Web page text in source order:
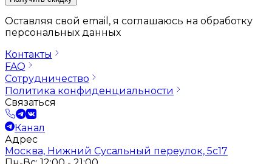
Оставляя свой email, я соглашаюсь на обработку
персональных данных
Контакты
FAQ
Сотрудничество
Политика конфиденциальности
Связаться
Канал
Адрес
Москва, Нижний Сусальный переулок, 5с17